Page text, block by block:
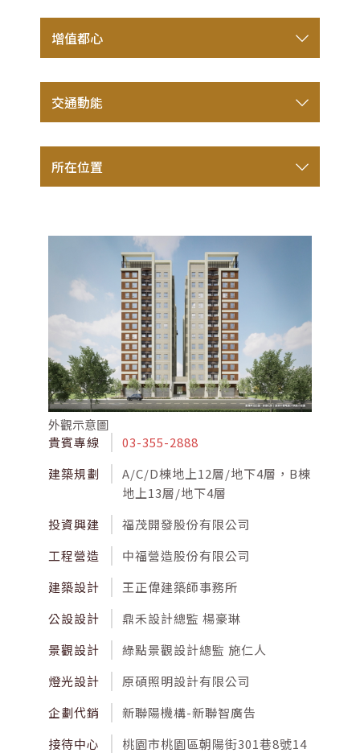
當代建築綠藝交融 輝映東門溪
麗寶建設精選小檜溪重劃、東門溪畔方正855坪美
地，以44年專業淬煉經典，推出「麗寶南法莊園
普羅旺斯」，以當代建築語彙，描繪嶄新天際
線，中庭規劃綠意水花園，呼應東門溪水岸，形
塑內外皆美景之豐裕意象。一層雙併/四併大器尺
容，構築水岸樂活社區，輝映小檜溪軸心，豐盈
人生百景。
增值都心
擁東門溪水岸、5座公園環繞 市心難得高綠覆率
位於小檜溪重劃區軸心的「麗寶南法莊園 普羅旺
斯」近擁東門溪水岸，鄰桃園車站站前商圈、中
正藝文特區、大有商圈，被稱為蛋黃區裡的重劃
區，生活機能無縫銜接，同時享有市容敞闊的全
交通動能
桃捷綠線二站直抵桃園車站 掌握進場紅利甜蜜點
鄰近桃園捷運綠線G08站、G09站，綠線預計
2026年第一階段完工通車、2030年全線通車，將
小檜溪重劃區緊鄰市區交通動脈春日路、三民
路，交通便捷，10分鐘左右可連結國道一號閘
所在位置
外觀示意圖
貴賓專線
03-355-2888
建築規劃
A/C/D棟地上12層/地下4層，B棟
地上13層/地下4層
投資興建
福茂開發股份有限公司
工程營造
中福營造股份有限公司
建築設計
王正偉建築師事務所
公設設計
鼎禾設計總監 楊豪琳
景觀設計
綠點景觀設計總監 施仁人
燈光設計
原碩照明設計有限公司
企劃代銷
新聯陽機構-新聯智廣告
接待中心
桃園市桃園區朝陽街301巷8號14